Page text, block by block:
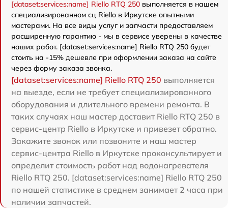
[dataset:services:name] Riello RTQ 250 выполняется в нашем
специализированном сц Riello в Иркутске опытными
мастерами. На все виды услуг и запчасти предоставляем
расширенную гарантию - мы в сервисе уверены в качестве
наших работ. [dataset:services:name] Riello RTQ 250 будет
стоить на -15% дешевле при оформлении заказа на сайте
через форму заказа звонка.
[dataset:services:name] Riello RTQ 250 выполняется
на выезде, если не требует специализированного
оборудования и длительного времени ремонта. В
таких случаях наш мастер доставит Riello RTQ 250 в
сервис-центр Riello в Иркутске и привезет обратно.
Закажите звонок или позвоните и наш мастер
сервис-центра Riello в Иркутске проконсультирует и
определит стоимость работ над водонагревателя
Riello RTQ 250. [dataset:services:name] Riello RTQ 250
по нашей статистике в среднем занимает 2 часа при
наличии запчастей.